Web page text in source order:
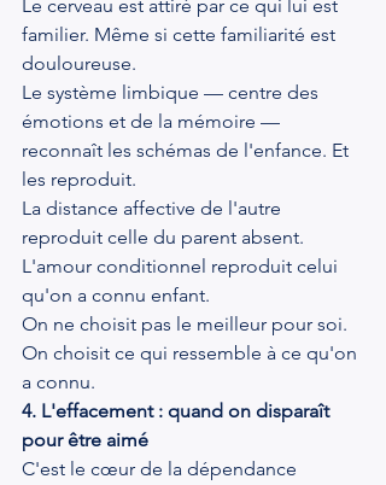
Le cerveau est attiré par ce qui lui est
familier. Même si cette familiarité est
douloureuse.
Le système limbique — centre des
émotions et de la mémoire —
reconnaît les schémas de l'enfance. Et
les reproduit.
La distance affective de l'autre
reproduit celle du parent absent.
L'amour conditionnel reproduit celui
qu'on a connu enfant.
On ne choisit pas le meilleur pour soi.
On choisit ce qui ressemble à ce qu'on
a connu.
4. L'effacement : quand on disparaît
pour être aimé
C'est le cœur de la dépendance